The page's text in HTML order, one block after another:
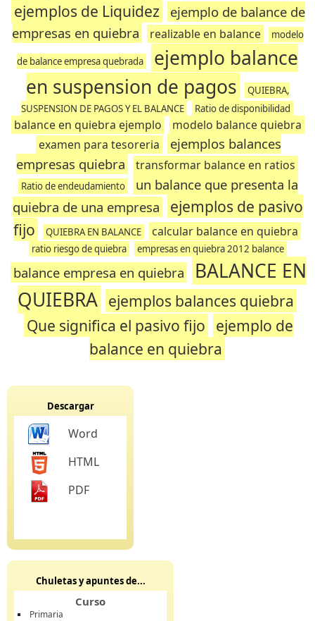
ejemplos de Liquidez
ejemplo de balance de
empresas en quiebra
realizable en balance modelo
de balance empresa quebrada
ejemplo balance
en suspension de pagos
QUIEBRA,
SUSPENSION DE PAGOS Y EL BALANCE
Ratio de disponibilidad
balance en quiebra ejemplo
modelo balance quiebra
examen para tesoreria
ejemplos balances
empresas quiebra
transformar balance en ratios
Ratio de endeudamiento
un balance que presenta la
quiebra de una empresa
ejemplos de pasivo
fijo
QUIEBRA EN BALANCE calcular balance en quiebra
ratio riesgo de quiebra empresas en quiebra 2012 balance
balance empresa en quiebra
BALANCE EN
QUIEBRA ejemplos balances quiebra
Que significa el pasivo fijo ejemplo de
balance en quiebra
Descargar
Word
HTML
PDF
Chuletas y apuntes de...
Curso
Primaria